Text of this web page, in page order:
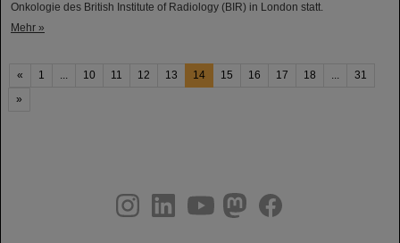
Onkologie des British Institute of Radiology (BIR) in London statt.
Mehr »
« 1 ... 10 11 12 13 14 15 16 17 18 ...
31
»
youtubehelmholtz.socialfacebook